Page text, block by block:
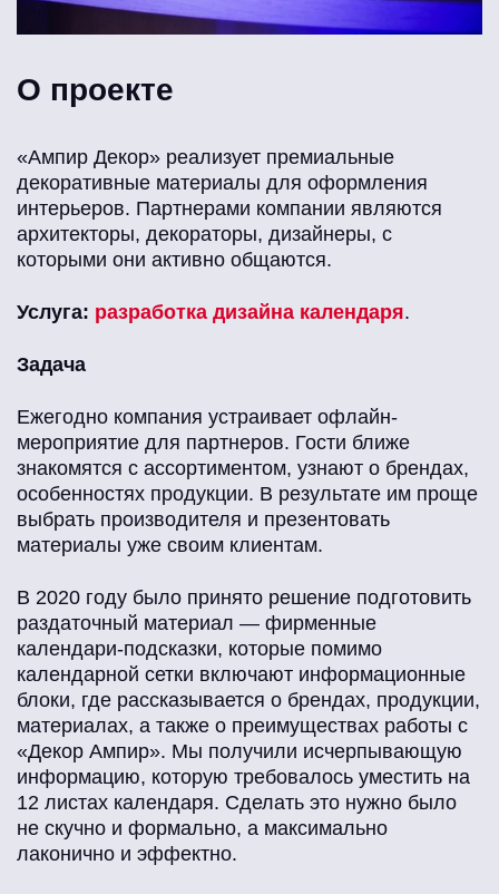
О проекте
«Ампир Декор» реализует премиальные
декоративные материалы для оформления
интерьеров. Партнерами компании являются
архитекторы, декораторы, дизайнеры, с
которыми они активно общаются.
Услуга: разработка дизайна календаря.
Задача
Ежегодно компания устраивает офлайн-
мероприятие для партнеров. Гости ближе
знакомятся с ассортиментом, узнают о брендах,
особенностях продукции. В результате им проще
выбрать производителя и презентовать
материалы уже своим клиентам.
В 2020 году было принято решение подготовить
раздаточный материал — фирменные
календари-подсказки, которые помимо
календарной сетки включают информационные
блоки, где рассказывается о брендах, продукции,
материалах, а также о преимуществах работы с
«Декор Ампир». Мы получили исчерпывающую
информацию, которую требовалось уместить на
12 листах календаря. Сделать это нужно было
не скучно и формально, а максимально
лаконично и эффектно.